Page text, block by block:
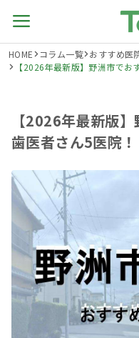
HOME コラム一覧 おすすめ医
【2026年最新版】野洲市でお
【2026年最新版
歯医者さん5医院！